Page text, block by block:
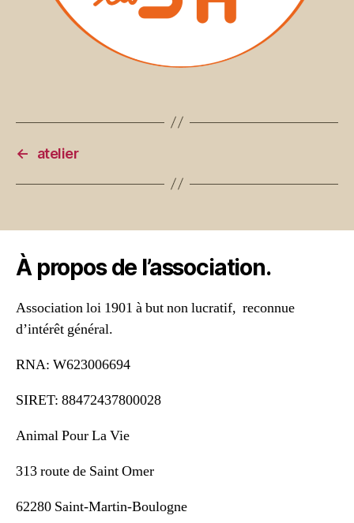
← atelier
À propos de l’association.
Association loi 1901 à but non lucratif, reconnue
d’intérêt général.
RNA: W623006694
SIRET: 88472437800028
Animal Pour La Vie
313 route de Saint Omer
62280 Saint-Martin-Boulogne